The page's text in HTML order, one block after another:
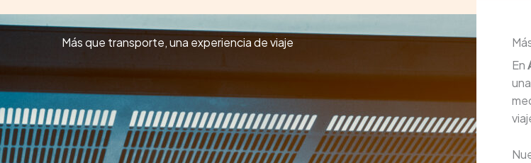
Más que transporte, una experiencia de viaje
En